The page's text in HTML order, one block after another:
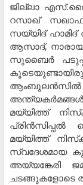
ജില്ലാ
റസാഖ് സഖാഫി
സയ്യിദ്
ആസാദ്,
സുബൈര്‍
ആംബുലന്‍സില്‍
മയ്യിത്ത്
മയ്യിത്ത്
സ്വദേശമായ
അയ്യങ്കേരി
ചടങ്ങുകളോടെ